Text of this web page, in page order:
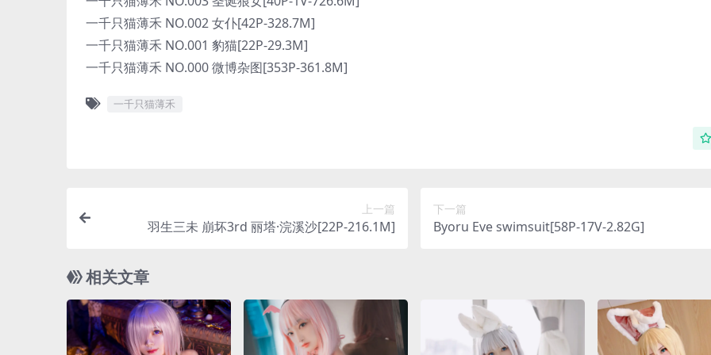
一千只猫薄禾 NO.002 女仆[42P-328.7M]
一千只猫薄禾 NO.001 豹猫[22P-29.3M]
一千只猫薄禾 NO.000 微博杂图[353P-361.8M]
一千只猫薄禾
上一篇
羽生三未 崩坏3rd 丽塔·浣溪沙[22P-216.1M]
下一篇
Byoru Eve swimsuit[58P-17V-2.82G]
相关文章